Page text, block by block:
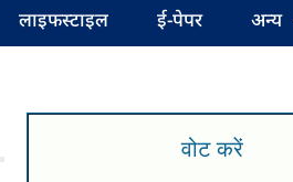
लाइफस्टाइल ई-पेपर अन्य
वोट करें